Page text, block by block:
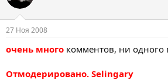
27 Ноя 2008
очень много комментов, ни одного
Отмодерировано. Selingary